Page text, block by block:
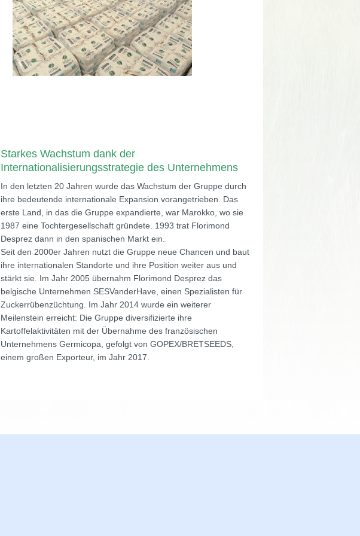
Starkes Wachstum dank der
Internationalisierungsstrategie des Unternehmens
In den letzten 20 Jahren wurde das Wachstum der Gruppe durch
ihre bedeutende internationale Expansion vorangetrieben. Das
erste Land, in das die Gruppe expandierte, war Marokko, wo sie
1987 eine Tochtergesellschaft gründete. 1993 trat Florimond
Desprez dann in den spanischen Markt ein.
Seit den 2000er Jahren nutzt die Gruppe neue Chancen und baut
ihre internationalen Standorte und ihre Position weiter aus und
stärkt sie. Im Jahr 2005 übernahm Florimond Desprez das
belgische Unternehmen SESVanderHave, einen Spezialisten für
Zuckerrübenzüchtung. Im Jahr 2014 wurde ein weiterer
Meilenstein erreicht: Die Gruppe diversifizierte ihre
Kartoffelaktivitäten mit der Übernahme des französischen
Unternehmens Germicopa, gefolgt von GOPEX/BRETSEEDS,
einem großen Exporteur, im Jahr 2017.